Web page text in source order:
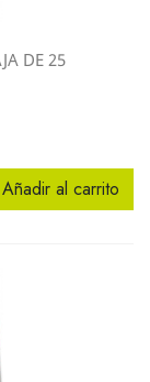
DE 25
Añadir al carrito